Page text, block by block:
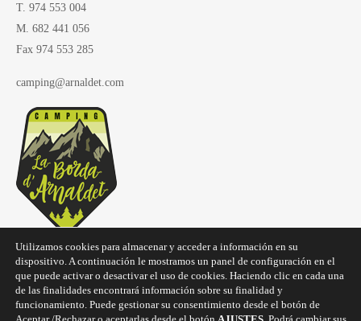
T. 974 553 004
M. 682 441 056
Fax 974 553 285
camping@arnaldet.com
Utilizamos cookies para almacenar y acceder a información en su
dispositivo. A continuación le mostramos un panel de configuración en el
que puede activar o desactivar el uso de cookies. Haciendo clic en cada una
de las finalidades encontrará información sobre su finalidad y
funcionamiento. Puede gestionar su consentimiento desde el botón de